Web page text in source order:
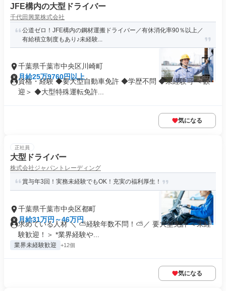
JFE構内の大型ドライバー
千代田興業株式会社
公道ゼロ！JFE構内の鋼材運搬ドライバー／有休消化率90％以上／
有給積立制度もあり♪未経験...
千葉県千葉市中央区川崎町
月給25万9760円以上
資格・経験 ◆要大型自動車免許 ◆学歴不問 ◆未経験可 ＜歓
迎＞ ◆大型特殊運転免許...
気になる
正社員
大型ドライバー
株式会社ジャパントレーディング
賞与年3回！実務未経験でもOK！充実の福利厚生！
千葉県千葉市中央区都町
月給31万円～46万円
求めている人材 ＼ ⛅経験年数不問！⛅／ 要大型免許 ＜未経
験歓迎！＞ *業界経験や...
業界未経験歓迎 +12個
気になる